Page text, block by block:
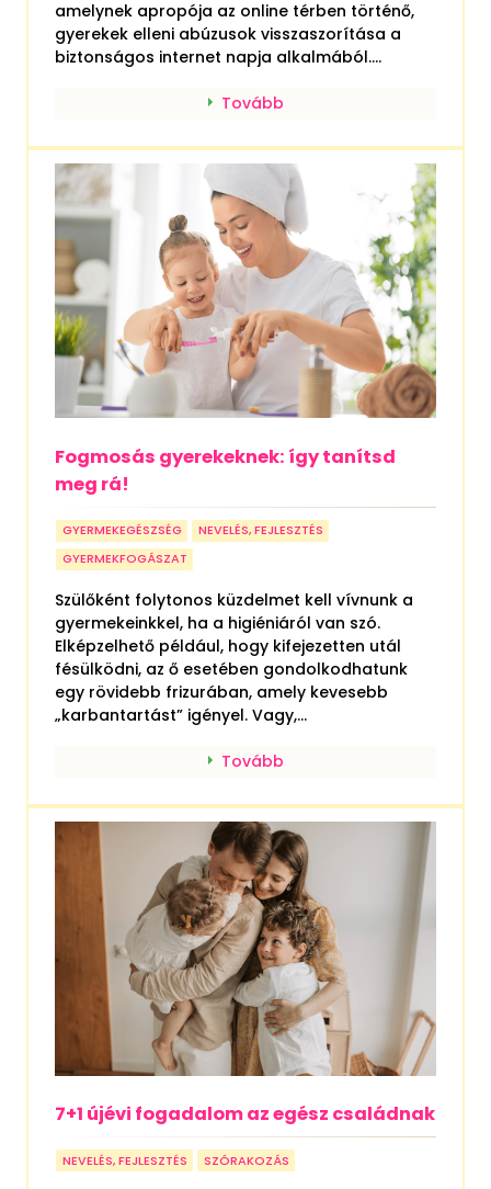
amelynek apropója az online térben történő,
gyerekek elleni abúzusok visszaszorítása a
biztonságos internet napja alkalmából....
Tovább
Fogmosás gyerekeknek: így tanítsd
meg rá!
GYERMEKEGÉSZSÉG
NEVELÉS, FEJLESZTÉS
GYERMEKFOGÁSZAT
Szülőként folytonos küzdelmet kell vívnunk a
gyermekeinkkel, ha a higiéniáról van szó.
Elképzelhető például, hogy kifejezetten utál
fésülködni, az ő esetében gondolkodhatunk
egy rövidebb frizurában, amely kevesebb
„karbantartást” igényel. Vagy,...
Tovább
7+1 újévi fogadalom az egész családnak
NEVELÉS, FEJLESZTÉS SZÓRAKOZÁS